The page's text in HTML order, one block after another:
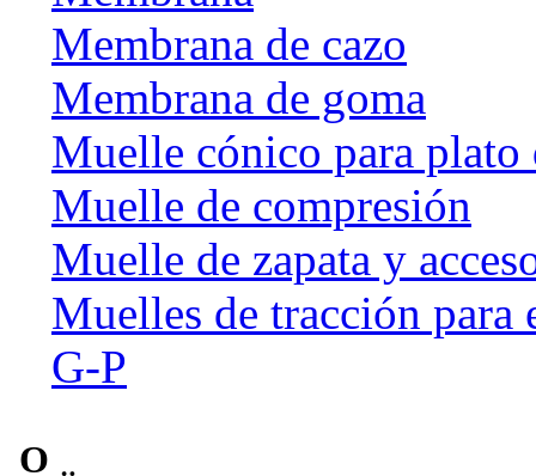
Membrana de cazo
Membrana de goma
Muelle cónico para plato
Muelle de compresión
Muelle de zapata y
Muelles de tracción
G-P
O